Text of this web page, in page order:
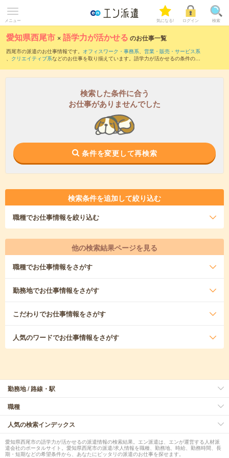
メニュー 気になる! ログイン 検索
愛知県西尾市 ×語学力が活かせる のお仕事一覧
西尾市の派遣のお仕事情報です。 オフィスワーク・事務系、 営業・販売・サービス系
、 クリエイティブ系などのお仕事を取り揃えています。語学力が活かせるの条件の他
検索した条件に合う
お仕事がありませんでした
条件を変更して再検索
検索条件を追加して絞り込む
職種でお仕事情報を絞り込む
他の検索結果ページを見る
職種でお仕事情報をさがす
勤務地でお仕事情報をさがす
こだわりでお仕事情報をさがす
人気のワードでお仕事情報をさがす
勤務地 / 路線・駅
職種
人気の検索インデックス
愛知県西尾市の語学力が活かせるの派遣情報の検索結果。エン派遣は、エンが運営する人材派
遣会社のポータルサイト。愛知県西尾市の派遣/求人情報を職種、勤務地、時給、勤務時間、長
期・短期などの希望条件から、あなたにピッタリの派遣のお仕事を探せます。